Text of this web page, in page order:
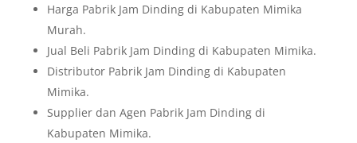
Harga Pabrik Jam Dinding di Kabupaten Mimika
Murah.
Jual Beli Pabrik Jam Dinding di Kabupaten Mimika.
Distributor Pabrik Jam Dinding di Kabupaten
Mimika.
Supplier dan Agen Pabrik Jam Dinding di
Kabupaten Mimika.